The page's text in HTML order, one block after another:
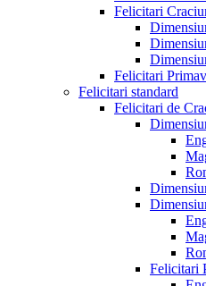
Felicitari
Felicitari
Felicitari standard
Felicitari de
Felicitari